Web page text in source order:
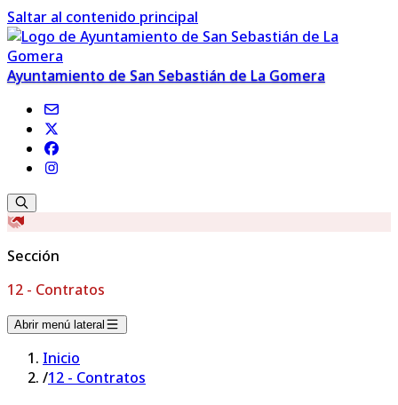
Saltar al contenido principal
Ayuntamiento de San Sebastián de La Gomera
Sección
12 - Contratos
Abrir menú lateral
Inicio
/12 - Contratos